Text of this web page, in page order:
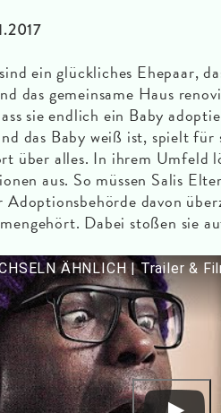
ein glückliches Ehepaar,
das gemeinsame Haus
sie endlich ein Baby
das Baby weiß ist, spielt
über alles. In ihrem Umfeld
aus. So müssen Salis
davon
Dabei stoßen sie
ÄHNLICH | Trailer &